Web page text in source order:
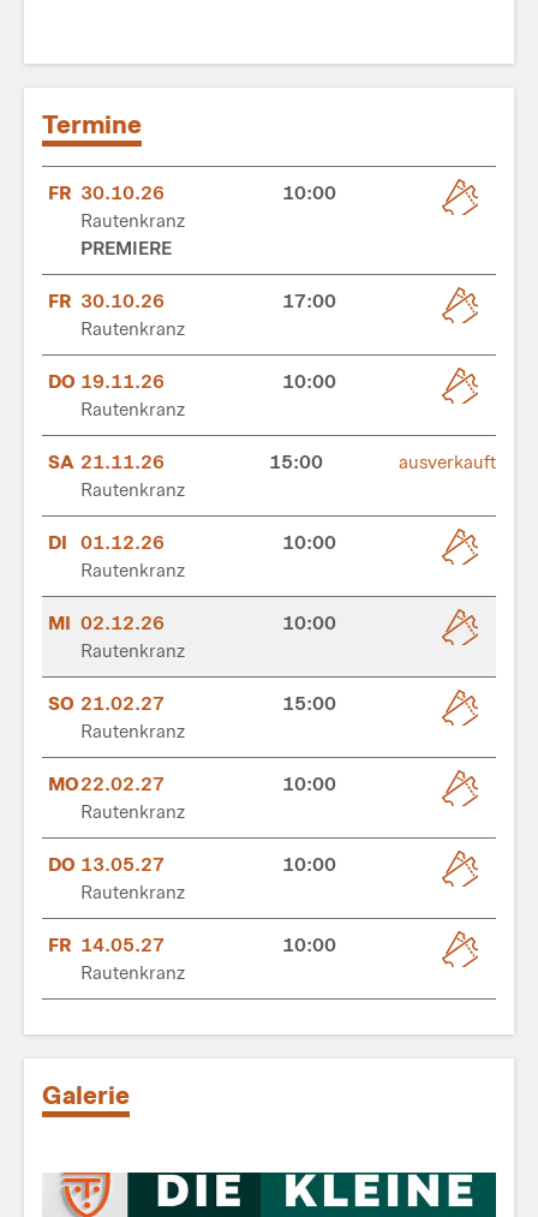
Termine
FR 30.10.26
10:00
Rautenkranz
PREMIERE
FR 30.10.26
17:00
Rautenkranz
DO 19.11.26
10:00
Rautenkranz
SA 21.11.26
15:00
Rautenkranz
ausverkauft
DI 01.12.26
10:00
Rautenkranz
MI 02.12.26
10:00
Rautenkranz
SO 21.02.27
15:00
Rautenkranz
MO22.02.27
10:00
Rautenkranz
DO 13.05.27
10:00
Rautenkranz
FR 14.05.27
10:00
Rautenkranz
Galerie